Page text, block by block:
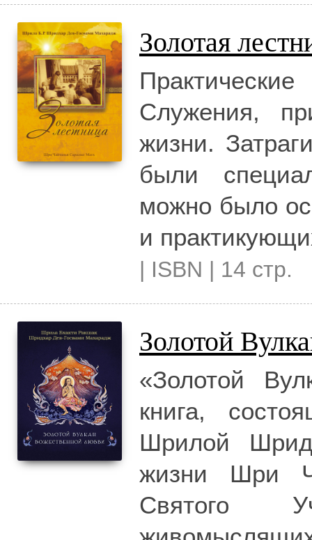
Золотая
Служения,
жизни.
были
можно было
и
| ISBN | 14 стр.
Золотой
«Золотой
книга,
Шрилой
жизни Шри
Святого